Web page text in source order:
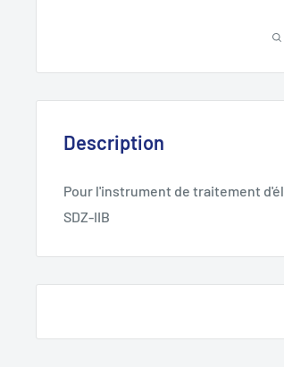
Description
Pour l'instrument de traitement
SDZ-IIB